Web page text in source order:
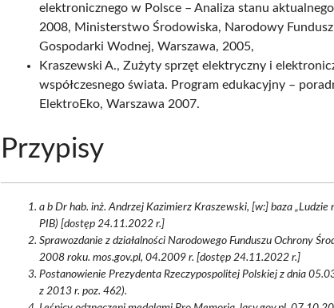
elektronicznego w Polsce – Analiza stanu
2008, Ministerstwo Środowiska, Narodowy
Gospodarki Wodnej, Warszawa, 2005,
Kraszewski A., Zużyty sprzęt elektryczny i
współczesnego świata. Program edukacyjny –
ElektroEko, Warszawa 2007.
Przypisy
a b Dr hab. inż. Andrzej Kazimierz Kraszewski, [w:] baza
PIB) [dostęp 24.11.2022 r.]
Sprawozdanie z działalności Narodowego Funduszu Ochrony
2008 roku. mos.gov.pl, 04.2009 r. [dostęp 24.11.2022 r.]
Postanowienie Prezydenta Rzeczypospolitej Polskiej z dnia
z 2013 r. poz. 462).